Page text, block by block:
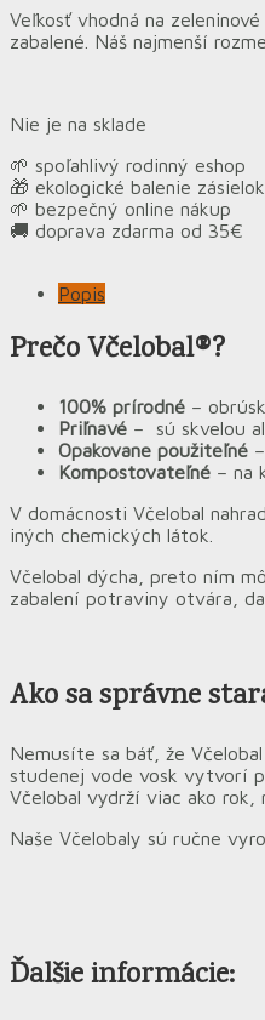
Veľkosť vhodná na
zabalené. Náš najmenší
Nie je na sklade
🌱 spoľahlivý rodinný eshop
🎁 ekologické balenie zásielok
🌱 bezpečný online nákup
🚚 doprava zdarma od 35€
Popis
Prečo Včelobal®?
100% prírodné –
Priľnavé – sú skvelou
Opakovane použiteľné
Kompostovateľné – na
V domácnosti Včelobal
iných chemických látok.
Včelobal dýcha, preto ním
zabalení potraviny otvára,
Ako sa správne
Nemusíte sa báť, že
studenej vode vosk vytvorí
Včelobal vydrží viac ako rok,
Naše Včelobaly sú ručne
Ďalšie informácie: